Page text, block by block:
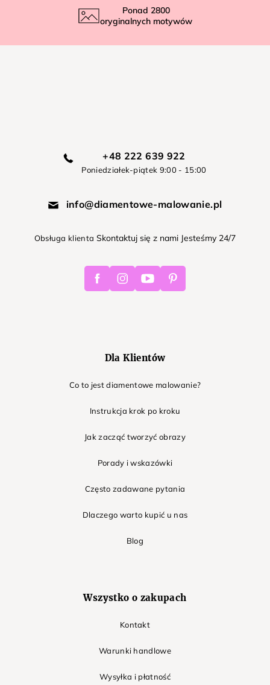
Ponad 2800
oryginalnych motywów
+48 222 639 922
Poniedziałek-piątek 9:00 - 15:00
info@diamentowe-malowanie.pl
Obsługa klienta Skontaktuj się z nami Jesteśmy 24/7
FacebookInstagramYoutube Pinterest
Dla Klientów
Co to jest diamentowe malowanie?
Instrukcja krok po kroku
Jak zacząć tworzyć obrazy
Porady i wskazówki
Często zadawane pytania
Dlaczego warto kupić u nas
Blog
Wszystko o zakupach
Kontakt
Warunki handlowe
Wysyłka i płatność